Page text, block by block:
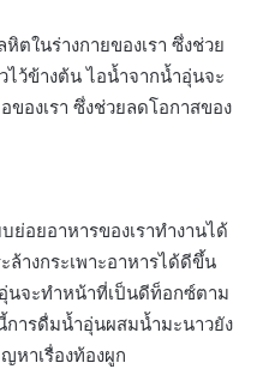
ตในร่างกายของเรา ซึ่งช่วย
ว้ข้างต้น ไอน้ำจากน้ำอุ่นจะ
องเรา ซึ่งช่วยลดโอกาสของ
ย่อยอาหารของเราทำงานได้
างกระเพาะอาหารได้ดีขึ้น
นจะทำหน้าที่เป็นดีท็อกซ์ตาม
การดื่มน้ำอุ่นผสมน้ำมะนาวยัง
หาเรื่องท้องผูก